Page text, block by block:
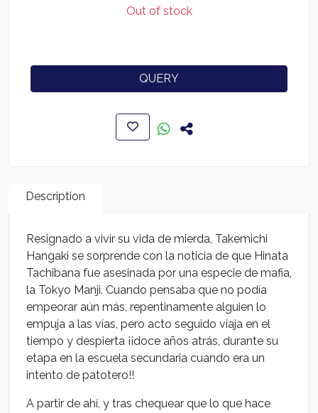
Out of stock
QUERY
Description
Resignado a vivir su vida de mierda, Takemichi
Hangaki se sorprende con la noticia de que Hinata
Tachibana fue asesinada por una especie de mafia,
la Tokyo Manji. Cuando pensaba que no podía
empeorar aún más, repentinamente alguien lo
empuja a las vías, pero acto seguido viaja en el
tiempo y despierta ¡¡doce años atrás, durante su
etapa en la escuela secundaria cuando era un
intento de patotero!!
A partir de ahí, y tras chequear que lo que hace